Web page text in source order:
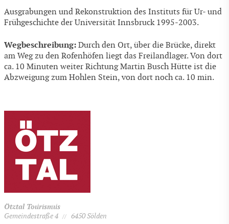
Ausgrabungen und Rekonstruktion des Instituts für Ur- und
Frühgeschichte der Universität Innsbruck 1995-2003.
Wegbeschreibung: Durch den Ort, über die Brücke, direkt
am Weg zu den Rofenhöfen liegt das Freilandlager. Von dort
ca. 10 Minuten weiter Richtung Martin Busch Hütte ist die
Abzweigung zum Hohlen Stein, von dort noch ca. 10 min.
Ötztal Tourismus
Gemeindestraße 4
// 6450 Sölden